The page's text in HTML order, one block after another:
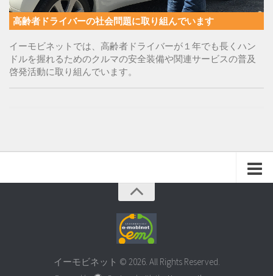
高齢者ドライバーの社会問題に取り組んでいます
イーモビネットでは、高齢者ドライバーが１年でも長くハン
ドルを握れるためのクルマの安全装備や関連サービスの普及
啓発活動に取り組んでいます。
イーモビネット © 2026. All Rights Reserved.